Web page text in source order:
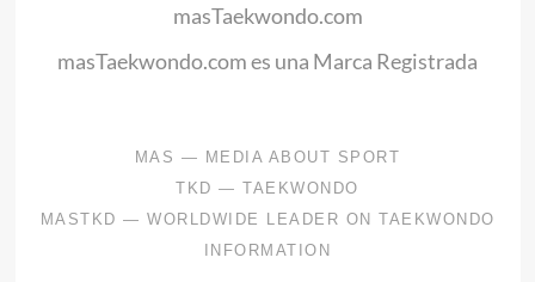
masTaekwondo.com
masTaekwondo.com es una Marca Registrada